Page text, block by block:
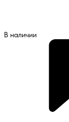
В наличии